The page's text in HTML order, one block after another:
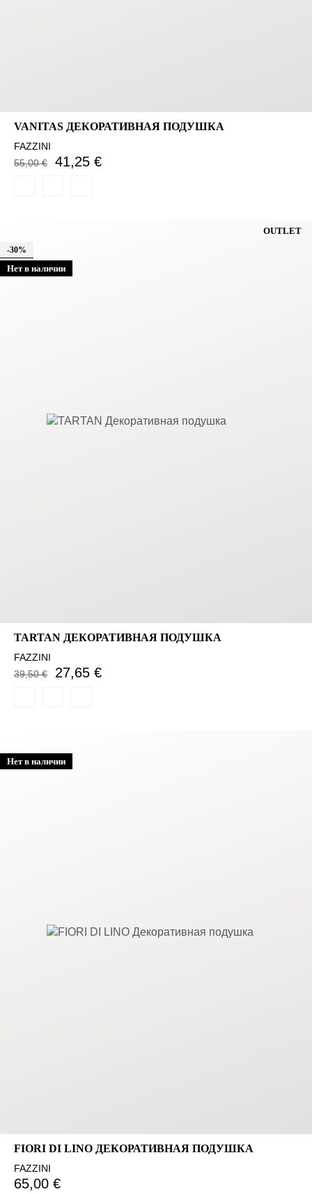
VANITAS ДЕКОРАТИВНАЯ ПОДУШКА
FAZZINI
55,00 €
41,25 €
-30%
Нет в наличии
OUTLET
TARTAN ДЕКОРАТИВНАЯ ПОДУШКА
FAZZINI
39,50 €
27,65 €
Нет в наличии
FIORI DI LINO ДЕКОРАТИВНАЯ ПОДУШКА
FAZZINI
65,00 €